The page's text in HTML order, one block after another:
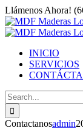
Skip
to
content
Llámenos Ahora!
Facebook
YouTube
Instagram
WhatsApp
Phone
Email
INICIO
SERVICIOS
Search
for:
Contactanosadmin